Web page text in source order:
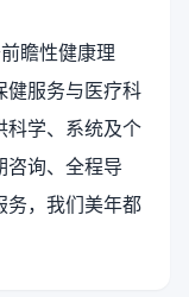
瞻性健康理
健服务与医疗科
科学、系统及个
咨询、全程导
务，我们美年都